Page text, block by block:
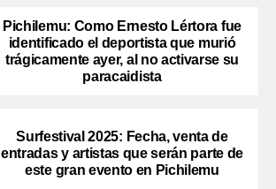
Pichilemu: Como Ernesto Lértora fue
identificado el deportista que murió
trágicamente ayer, al no activarse su
paracaidista
Surfestival 2025: Fecha, venta de
entradas y artistas que serán parte de
este gran evento en Pichilemu